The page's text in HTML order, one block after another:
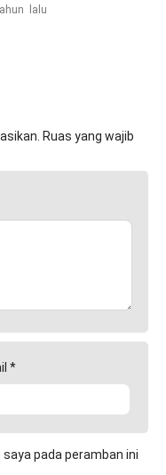
lalu
Ruas yang wajib
*
pada peramban ini